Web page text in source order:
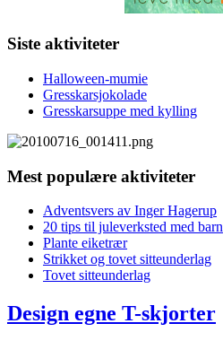
Siste aktiviteter
Halloween-mumie
Gresskarsjokolade
Gresskarsuppe med kylling
Mest populære aktiviteter
Adventsvers av Inger Hagerup
20 tips til juleverksted med barn
Plante eiketrær
Strikket og tovet sitteunderlag
Tovet sitteunderlag
Design egne T-skjorter